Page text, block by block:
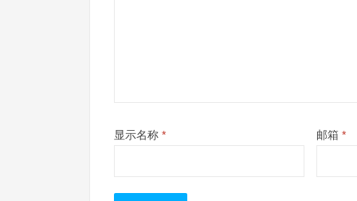
显示名称 * 邮箱 *